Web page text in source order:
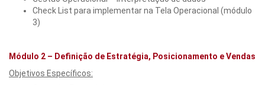
Check List para implementar na Tela Operacional (módulo
3)
Módulo 2 – Definição de Estratégia, Posicionamento e Vendas
Objetivos Específicos: